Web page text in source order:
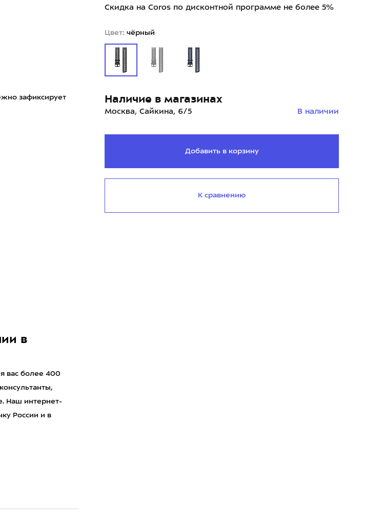
зафиксирует
в
вас более 400
Наш интернет-
России и в
Скидка на Coros по дисконтной программе не более 5%
Цвет: чёрный
Наличие в магазинах
Москва, Сайкина, 6/5 В наличии
Добавить в корзину
К сравнению